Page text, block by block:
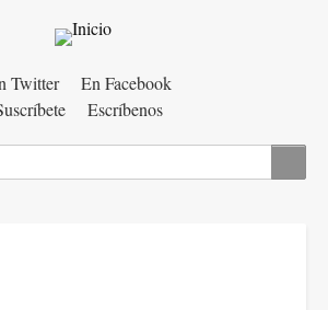
Twitter
En Facebook
Escríbenos